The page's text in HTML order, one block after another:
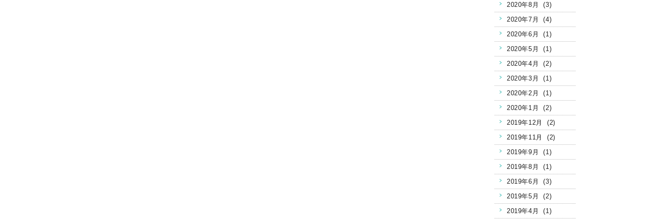
2020年8月 (3)
2020年7月 (4)
2020年6月 (1)
2020年5月 (1)
2020年4月 (2)
2020年3月 (1)
2020年2月 (1)
2020年1月 (2)
2019年12月 (2)
2019年11月 (2)
2019年9月 (1)
2019年8月 (1)
2019年6月 (3)
2019年5月 (2)
2019年4月 (1)